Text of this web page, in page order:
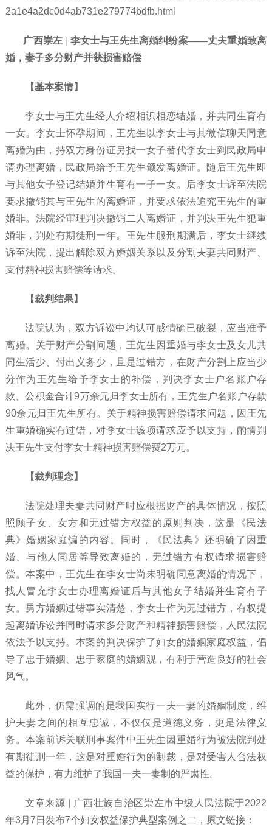
2a1e4a2dc0d4ab731e279774bdfb.html
广西崇左 | 李女士与王先生离婚纠纷案——丈夫重婚致离
婚，妻子多分财产并获损害赔偿
【基本案情】
李女士与王先生经人介绍相识相恋结婚，并共同生育有
一女。李女士怀孕期间，王先生以李女士与其微信聊天同意
离婚为由，持双方身份证另找一女子替代李女士到民政局申
请办理离婚，民政局给予王先生颁发离婚证。随后王先生即
与其他女子登记结婚并生育有一子一女。后李女士诉至法院
要求撤销其与王先生的离婚证，并要求依法追究王先生的重
婚罪。法院经审理判决撤销二人离婚证，并判决王先生犯重
婚罪，判处有期徒刑一年。王先生服刑期满后，李女士继续
诉至法院，提出解除双方婚姻关系以及分割夫妻共同财产、
支付精神损害赔偿等请求。
【裁判结果】
法院认为，双方诉讼中均认可感情确已破裂，应当准予
离婚。关于财产分割问题，王先生因重婚与李女士及女儿共
同生活少、付出义务少，且是过错方，在财产分割上应当少
分作为王先生给予李女士的补偿，判决李女士户名账户存
款、公积金合计9万余元归李女士所有，王先生户名账户存款
90余元归王先生所有。关于精神损害赔偿请求问题，因王先
生重婚确实有过错，对李女士该项请求应予以支持，酌情判
决王先生支付李女士精神损害赔偿费2万元。
【裁判理念】
法院处理夫妻共同财产时应根据财产的具体情况，按照
照顾子女、女方和无过错方权益的原则判决，这是《民法
典》婚姻家庭编的内容。同时，《民法典》还明确了因重
婚、与他人同居等导致离婚的，无过错方有权请求损害赔
偿。本案中，王先生在李女士尚未明确同意离婚的情况下，
找人冒充李女士办理离婚证后与其他女子结婚并生育有子
女。男方婚姻过错事实清楚，李女士作为无过错方，有权提
起离婚诉讼并同时请求多分财产和精神损害赔偿，人民法院
依法予以支持。本案的判决保护了妇女的婚姻家庭权益，倡
导了忠于婚姻、忠于家庭的婚姻观，有利于营造良好的社会
风气。
此外，仍需强调的是我国实行一夫一妻的婚姻制度，维
护夫妻之间的相互忠诚，不仅仅是道德义务，更是法律义
务。本案前诉关联刑事案件中王先生因重婚行为被法院判处
有期徒刑一年，这是对重婚行为的制裁，是对受害人合法权
益的保护，有力维护了我国一夫一妻制的严肃性。
文章来源
| 广西壮族自治区崇左市中级人民法院于2022
年3月7日发布7个妇女权益保护典型案例之二，原文链接：